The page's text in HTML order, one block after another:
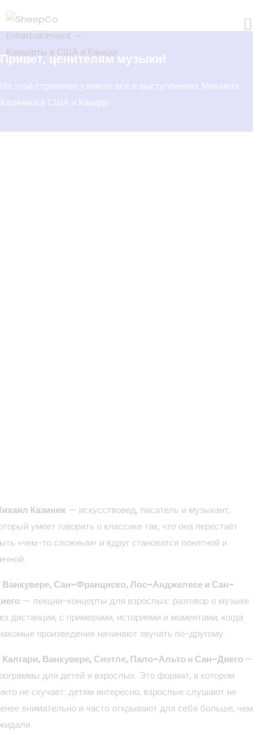
Привет, ценителям музыки!
На этой страничке узнаете всё о выступлениях Михаила
Казиника в США и Канаде.
Казиник — искусствовед, писатель и музыкант,
умеет говорить о классике так, что она перестаёт
«чем-то сложным» и вдруг становится понятной и
Ванкувере, Сан-Франциско, Лос-Анджелесе и Сан-
— лекции-концерты для взрослых: разговор о музыке
дистанции, с примерами, историями и моментами, когда
произведения начинают звучать по-другому.
Ванкувере, Сиэтле, Пало-Альто и Сан-Диего—
для детей и взрослых. Это формат, в котором
не скучает: детям интересно, взрослые слушают не
внимательно и часто открывают для себя больше, чем